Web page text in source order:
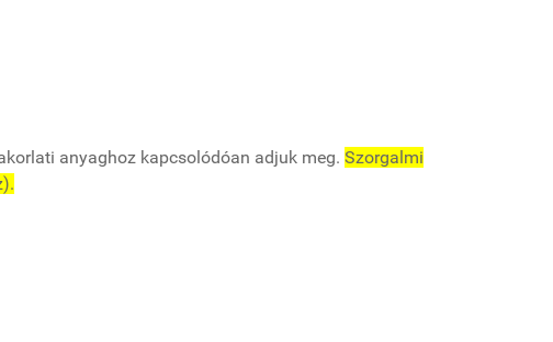
anyaghoz kapcsolódóan adjuk meg. Szorgalmi